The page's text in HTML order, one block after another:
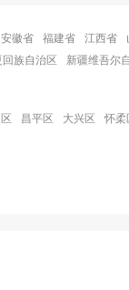
安徽省 福建省 江西省
回族自治区 新疆维吾尔
昌平区 大兴区 怀柔